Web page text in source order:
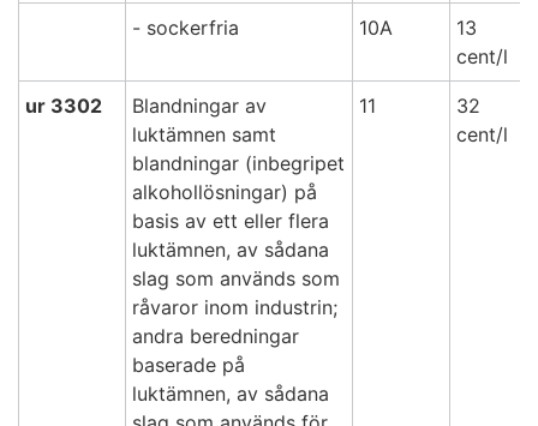
- sockerfria 10A
13
cent/l
ur 3302
Blandningar av
luktämnen samt
blandningar (inbegripet
alkohollösningar) på
basis av ett eller flera
luktämnen, av sådana
slag som används som
råvaror inom industrin;
andra beredningar
baserade på
luktämnen, av sådana
11
32
cent/l